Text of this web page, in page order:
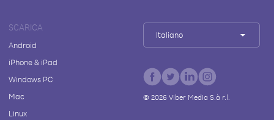
SCARICA
Android
iPhone & iPad
Windows PC
Mac
Linux
Italiano
© 2026Viber Media S.à r.l.